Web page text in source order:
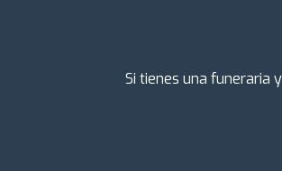
Si tienes una funeraria